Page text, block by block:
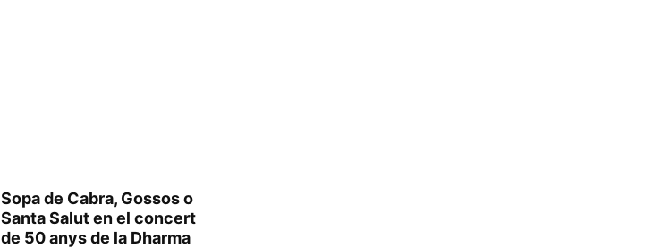
Sopa de Cabra, Gossos o
Santa Salut en el concert
de 50 anys de la Dharma